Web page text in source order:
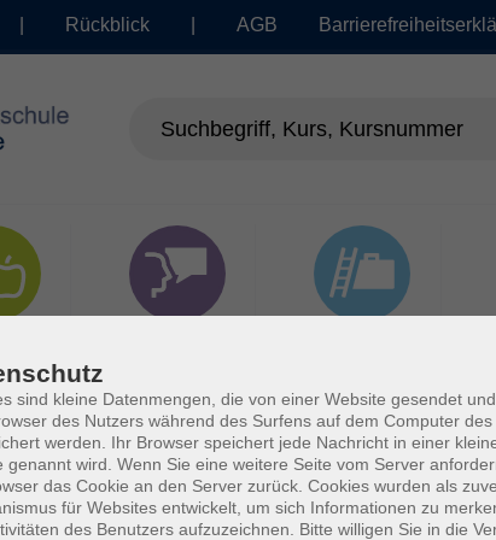
Rückblick AGB
sind kleine Datenmengen, die von einer Website gesendet
des Nutzers während des Surfens auf dem Computer
werden. Ihr Browser speichert jede Nachricht in einer
genannt wird. Wenn Sie eine weitere Seite vom Server
das Cookie an den Server zurück. Cookies wurden als
für Websites entwickelt, um sich Informationen zu
des Benutzers aufzuzeichnen. Bitte willigen Sie in die